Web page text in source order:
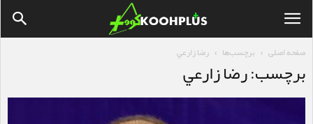
صفحه اصلی برچسب‌ها رضا زارعي
برچسب: رضا زارعي